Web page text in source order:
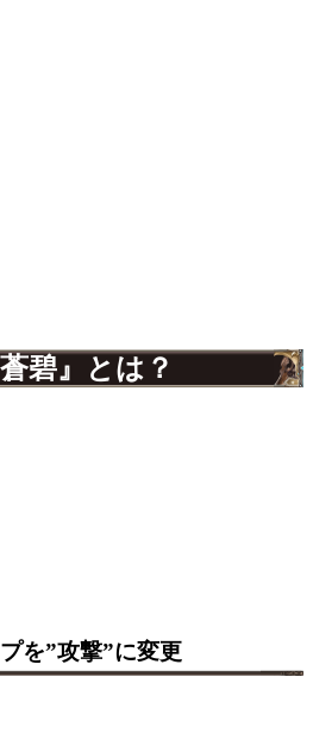
碧』とは？
を”攻撃”に変更